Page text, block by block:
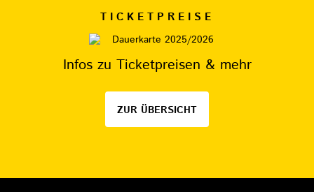
TICKETPREISE
Infos zu Ticketpreisen & mehr
ZUR ÜBERSICHT